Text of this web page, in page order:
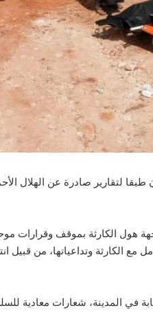
هول الكارثة بموقف وقرارات
الكارثة وتداعياتها، من قبيل
في المدينة، شعارات معادية